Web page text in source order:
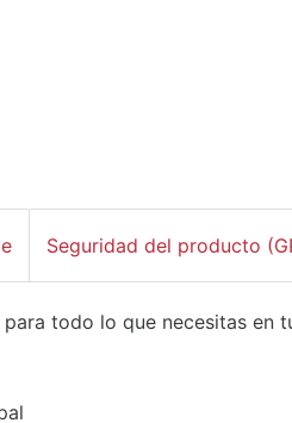
Seguridad del producto
todo lo que necesitas en